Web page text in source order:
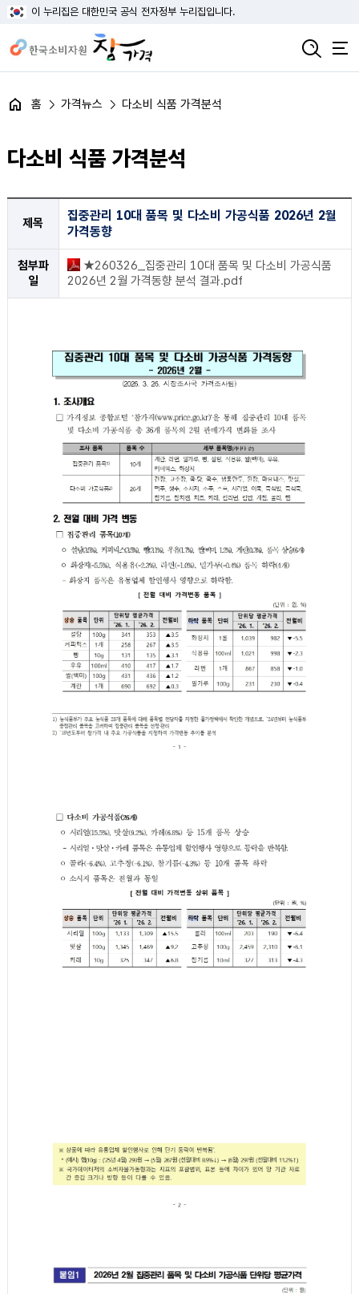
이 누리집은 대한민국 공식 전자정부 누리집입니다.
홈 가격뉴스 다소비 식품 가격분석
다소비 식품 가격분석
제목
집중관리 10대 품목 및 다소비 가공식품 2026년 2월
가격동향
첨부파
일
★260326_집중관리 10대 품목 및 다소비 가공식품
2026년 2월 가격동향 분석 결과.pdf